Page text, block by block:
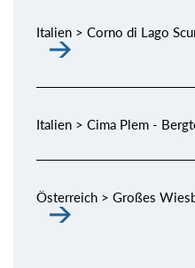
Italien > Corno di Lago
Italien > Cima Plem -
Österreich > Großes